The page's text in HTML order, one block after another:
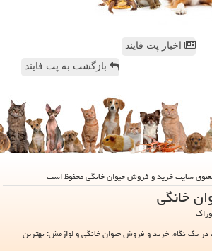
اخبار پت فایند
بازگشت به پت فایند
خانگی
در یک نگاه. خرید و فروش حیوان خانگی و لوازمش: بهترین